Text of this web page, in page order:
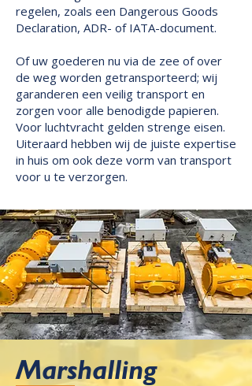
regelen, zoals een Dangerous Goods
Declaration, ADR- of IATA-document.
Of uw goederen nu via de zee of over
de weg worden getransporteerd; wij
garanderen een veilig transport en
zorgen voor alle benodigde papieren.
Voor luchtvracht gelden strenge eisen.
Uiteraard hebben wij de juiste expertise
in huis om ook deze vorm van transport
voor u te verzorgen.
Marshalling